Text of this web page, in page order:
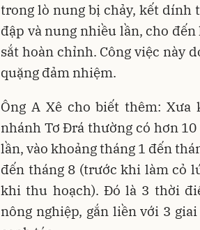
trong lò nung bị chảy, kết dính
đập và nung nhiều lần, cho
sắt hoàn chỉnh. Công việc này
quặng đảm nhiệm.
Ông A Xê cho biết thêm:
nhánh Tơ Đrá thường có hơn
lần, vào khoảng tháng 1 đến
đến tháng 8 (trước khi làm cỏ
khi thu hoạch). Đó là 3 thời
nông nghiệp, gắn liền với 3